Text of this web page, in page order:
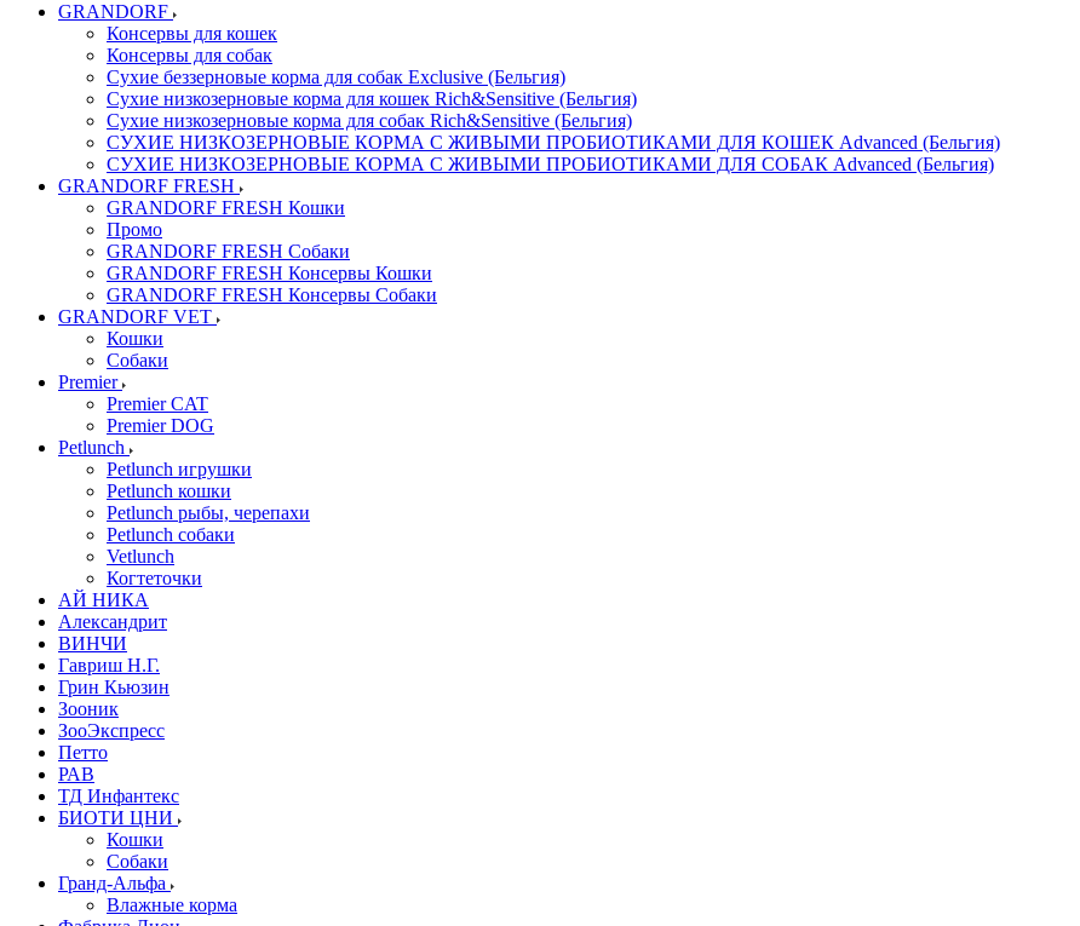
GRANDORF
Консервы для кошек
Консервы для собак
Сухие беззерновые корма для собак Exclusive (Бельгия)
Сухие низкозерновые корма для кошек Rich&Sensitive (Бельгия)
Сухие низкозерновые корма для собак Rich&Sensitive (Бельгия)
СУХИЕ НИЗКОЗЕРНОВЫЕ КОРМА С ЖИВЫМИ ПРОБИОТИКАМИ ДЛЯ КОШЕК Advanced (Бельгия)
СУХИЕ НИЗКОЗЕРНОВЫЕ КОРМА С ЖИВЫМИ ПРОБИОТИКАМИ ДЛЯ СОБАК Advanced (Бельгия)
GRANDORF FRESH
GRANDORF FRESH Кошки
Промо
GRANDORF FRESH Собаки
GRANDORF FRESH Консервы Кошки
GRANDORF FRESH Консервы Собаки
GRANDORF VET
Кошки
Собаки
Premier
Premier CAT
Premier DOG
Petlunch
Petlunch игрушки
Petlunch кошки
Petlunch рыбы, черепахи
Petlunch собаки
Vetlunch
Когтеточки
АЙ НИКА
Александрит
ВИНЧИ
Гавриш Н.Г.
Грин Кьюзин
Зооник
ЗооЭкспресс
Петто
РАВ
ТД Инфантекс
БИОТИ ЦНИ
Кошки
Собаки
Гранд-Альфа
Влажные корма